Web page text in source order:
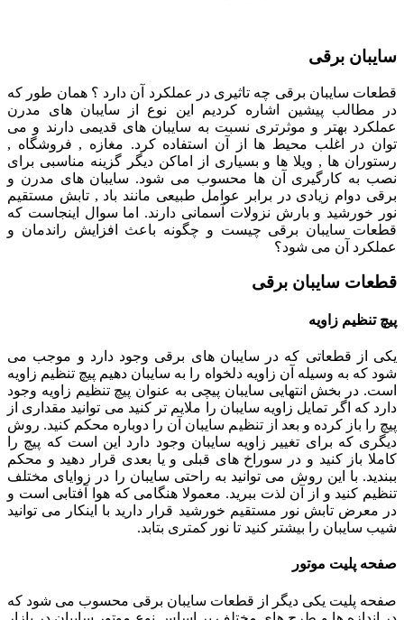
سایبان برقی
قطعات سایبان برقی چه تاثیری در عملکرد آن دارد ؟ همان طور که
در مطالب پیشین اشاره کردیم این نوع از سایبان های مدرن
عملکرد بهتر و موثرتری نسبت به سایبان های قدیمی دارند و می
توان در اغلب محیط ها از آن استفاده کرد. مغازه , فروشگاه ,
رستوران ها , ویلا ها و بسیاری از اماکن دیگر گزینه مناسبی برای
نصب به کارگیری آن ها محسوب می شود. سایبان های مدرن و
برقی دوام زیادی در برابر عوامل طبیعی مانند باد , تابش مستقیم
نور خورشید و بارش نزولات آسمانی دارند. اما سوال اینجاست که
قطعات سایبان برقی چیست و چگونه باعث افزایش راندمان و
عملکرد آن می شود؟
قطعات سایبان برقی
پیچ تنظیم زاویه
یکی از قطعاتی که در سایبان های برقی وجود دارد و موجب می
شود که به وسیله آن زاویه دلخواه را به سایبان دهیم پیچ تنظیم زاویه
است. در بخش انتهایی سایبان پیچی به عنوان پیچ تنظیم زاویه وجود
دارد که اگر تمایل زاویه سایبان را ملایم تر کنید می توانید مقداری از
پیچ را باز کرده و بعد از تنظیم سایبان آن را دوباره محکم کنید. روش
دیگری که برای تغییر زاویه سایبان وجود دارد این است که پیچ را
کاملا باز کنید و در سوراخ های قبلی و یا بعدی قرار دهید و محکم
ببندید. با این روش می توانید به راحتی سایبان را در زوایای مختلف
تنظیم کنید و از آن لذت ببرید. معمولا هنگامی که هوا آفتابی است و
در معرض تابش نور مستقیم خورشید قرار دارید با اینکار می توانید
شیب سایبان را بیشتر کنید تا نور کمتری بتابد.
صفحه پلیت موتور
صفحه پلیت یکی دیگر از قطعات سایبان برقی محسوب می شود که